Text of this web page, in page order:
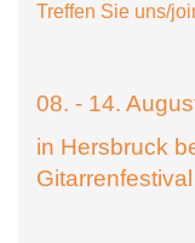
Treffen Sie uns/
08. - 14.
in Hersbruck
Gitarrenfestival